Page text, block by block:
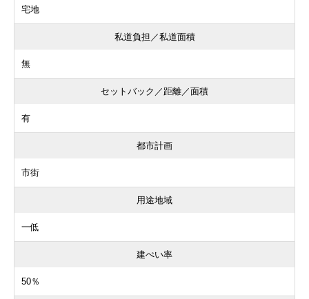
宅地
私道負担／私道面積
無
セットバック／距離／面積
有
都市計画
市街
用途地域
一低
建ぺい率
50％